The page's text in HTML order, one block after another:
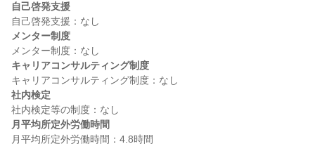
自己啓発支援
メンター制度
キャリアコンサルティング制度
社内検定
月平均所定外労働時間